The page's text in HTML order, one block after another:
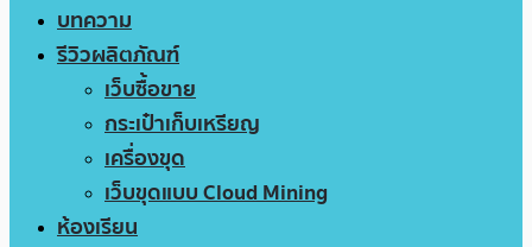
บทความ
รีวิวผลิตภัณฑ์
เว็บซื้อขาย
กระเป๋าเก็บเหรียญ
เครื่องขุด
เว็บขุดแบบ Cloud Mining
ห้องเรียน